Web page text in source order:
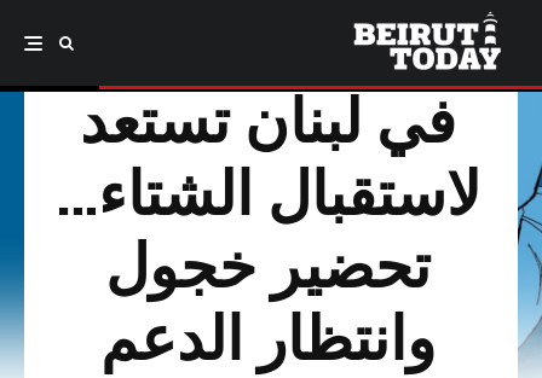
مخيمات النازحين
في لبنان تستعد
لاستقبال الشتاء…
تحضير خجول
وانتظار الدعم